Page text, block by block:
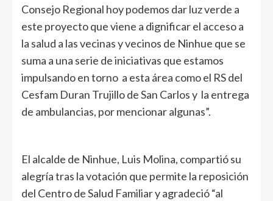
Consejo Regional hoy podemos dar luz verde a
este proyecto que viene a dignificar el acceso a
la salud a las vecinas y vecinos de Ninhue que se
suma a una serie de iniciativas que estamos
impulsando en torno a esta área como el RS del
Cesfam Duran Trujillo de San Carlos y la entrega
de ambulancias, por mencionar algunas”.
El alcalde de Ninhue, Luis Molina, compartió su
alegría tras la votación que permite la reposición
del Centro de Salud Familiar y agradeció “al